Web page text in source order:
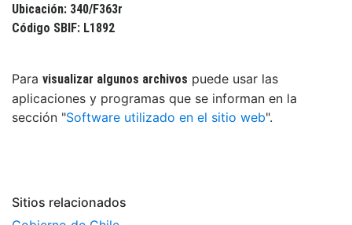
Ubicación: 340/F363r
Código SBIF: L1892
Para visualizar algunos archivos puede usar las
aplicaciones y programas que se informan en la
sección "Software utilizado en el sitio web".
Sitios relacionados